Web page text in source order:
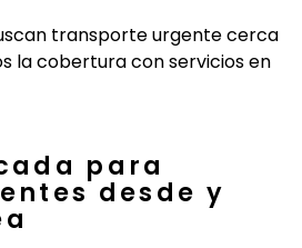
transporte urgente cerca
la cobertura con servicios en
para
desde y